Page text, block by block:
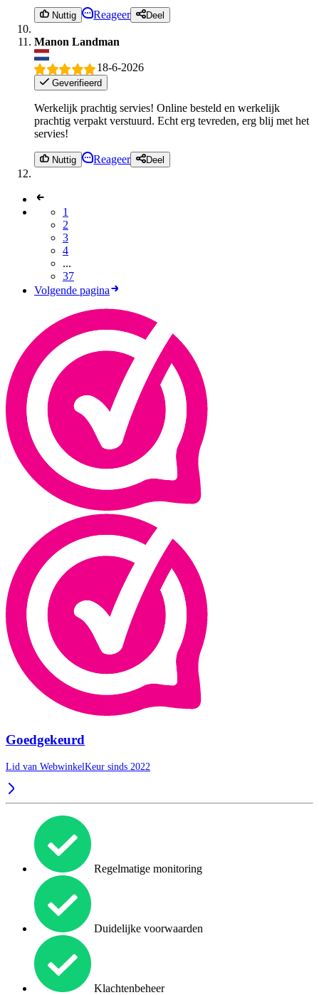
Nuttig Reageer Deel
Manon Landman
18-6-2026
Geverifieerd
Werkelijk prachtig servies! Online besteld en werkelijk
prachtig verpakt verstuurd. Echt erg tevreden, erg blij met het
servies!
Nuttig Reageer Deel
1
2
3
4
...
37
Volgende pagina
Goedgekeurd
Lid van WebwinkelKeur sinds 2022
Regelmatige monitoring
Duidelijke voorwaarden
Klachtenbeheer